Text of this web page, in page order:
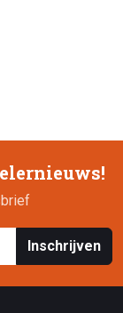
Inschrijven